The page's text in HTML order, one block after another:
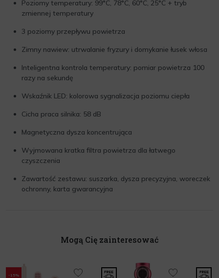
Poziomy temperatury: 99°C, 78°C, 60°C, 25°C + tryb
zmiennej temperatury
3 poziomy przepływu powietrza
Zimny nawiew: utrwalanie fryzury i domykanie łusek włosa
Inteligentna kontrola temperatury: pomiar powietrza 100
razy na sekundę
Wskaźnik LED: kolorowa sygnalizacja poziomu ciepła
Cicha praca silnika: 58 dB
Magnetyczna dysza koncentrująca
Wyjmowana kratka filtra powietrza dla łatwego
czyszczenia
Zawartość zestawu: suszarka, dysza precyzyjna, woreczek
ochronny, karta gwarancyjna
Mogą Cię zainteresować
-15%